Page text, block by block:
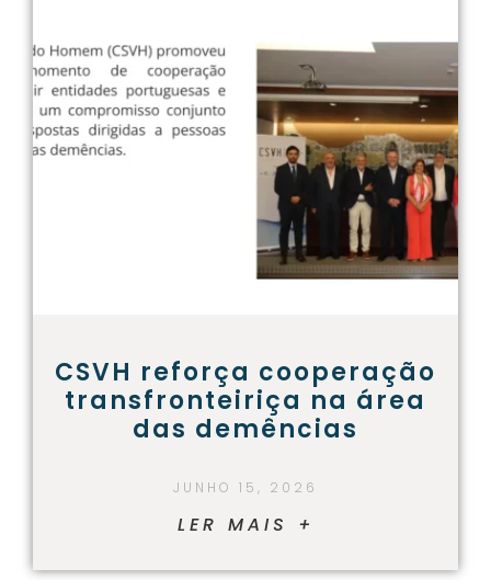
CSVH reforça cooperação
transfronteiriça na área
das demências
JUNHO 15, 2026
LER MAIS +